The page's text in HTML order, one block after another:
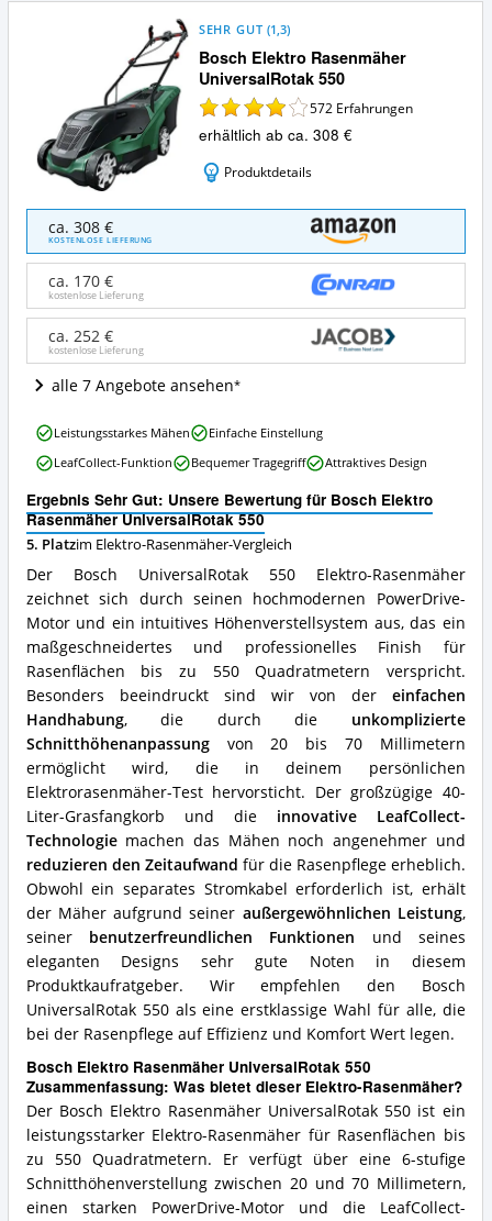
Bosch Elektro Rasenmäher
UniversalRotak 550
SEHR GUT (1,3)
572 Erfahrungen
erhältlich ab ca. 308 €
Produktdetails
Elektro
Rasenmäher
UniversalRotak
550
Angebote:
dieser
Elektro-
erhältlich?
ca. 308 €
KOSTENLOSE LIEFERUNG
ca. 170 €
kostenlose Lieferung
ca. 252 €
kostenlose Lieferung
alle 7 Angebote ansehen
Ergebnis Sehr Gut: Unsere Bewertung für Bosch Elektro
Rasenmäher UniversalRotak 550
5. Platzim Elektro-Rasenmäher-Vergleich
Der Bosch UniversalRotak 550 Elektro-Rasenmäher
zeichnet sich durch seinen hochmodernen PowerDrive-
Motor und ein intuitives Höhenverstellsystem aus, das ein
maßgeschneidertes und professionelles Finish für
Rasenflächen bis zu 550 Quadratmetern verspricht.
Besonders beeindruckt sind wir von der einfachen
Handhabung, die durch die unkomplizierte
Schnitthöhenanpassungvon 20 bis 70 Millimetern
ermöglicht wird, die in deinem persönlichen
Elektrorasenmäher-Test hervorsticht. Der großzügige 40-
Liter-Grasfangkorb und die innovative LeafCollect-
Technologiemachen das Mähen noch angenehmer und
reduzieren den Zeitaufwand für die Rasenpflege erheblich.
Obwohl ein separates Stromkabel erforderlich ist, erhält
der Mäher aufgrund seiner außergewöhnlichen Leistung,
seiner benutzerfreundlichen Funktionen und seines
eleganten Designs sehr gute Noten in diesem
Produktkaufratgeber. Wir empfehlen den Bosch
UniversalRotak 550 als eine erstklassige Wahl für alle, die
bei der Rasenpflege auf Effizienz und Komfort Wert legen.
Bosch Elektro Rasenmäher UniversalRotak 550
Zusammenfassung: Was bietet dieser Elektro-Rasenmäher?
Der Bosch Elektro Rasenmäher UniversalRotak 550 ist ein
leistungsstarker Elektro-Rasenmäher für Rasenflächen bis
zu 550 Quadratmetern. Er verfügt über eine 6-stufige
Schnitthöhenverstellung zwischen 20 und 70 Millimetern,
einen starken PowerDrive-Motor und die LeafCollect-
Bosch
Elektro
Rasenmäher
550
Vorteile:
Was
spricht
für
diesen
Elektro-
Rasenmäher?
Leistungsstarkes Mähen
Einfache Einstellung
LeafCollect-Funktion
Bequemer Tragegriff Attraktives Design